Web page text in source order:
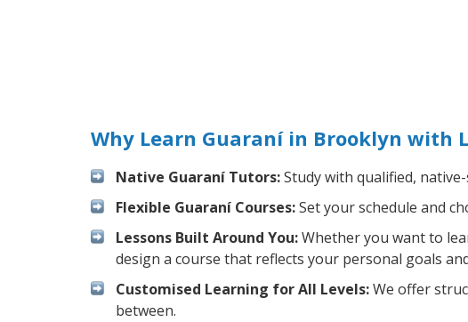
Why Learn Guaraní in Brooklyn with
Native Guaraní Tutors:Study with qualified,
Flexible Guaraní Courses:Set your schedule and
Lessons Built Around You:Whether you want to
design a course that reflects your personal goals
Customised Learning for All Levels:We offer
between.